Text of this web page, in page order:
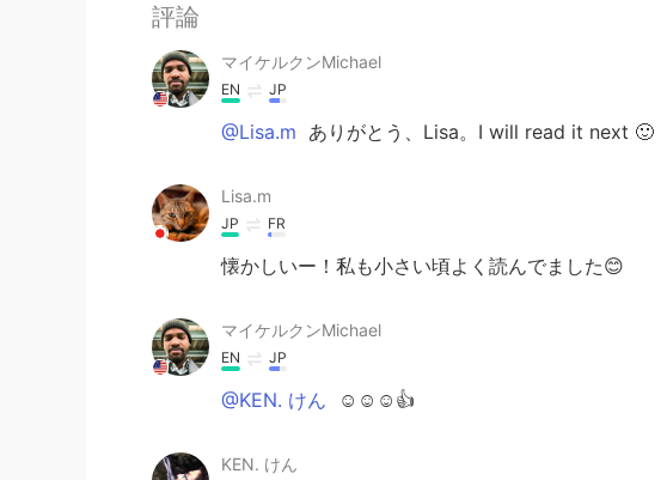
評論
マイケルクンMichael
EN JP
@Lisa.m ありがとう、Lisa。I will read it next 🙂
Lisa.m
JP FR
懐かしいー！私も小さい頃よく読んでました😊
マイケルクンMichael
EN JP
@KEN. けん ☺️☺️☺️👍
KEN. けん